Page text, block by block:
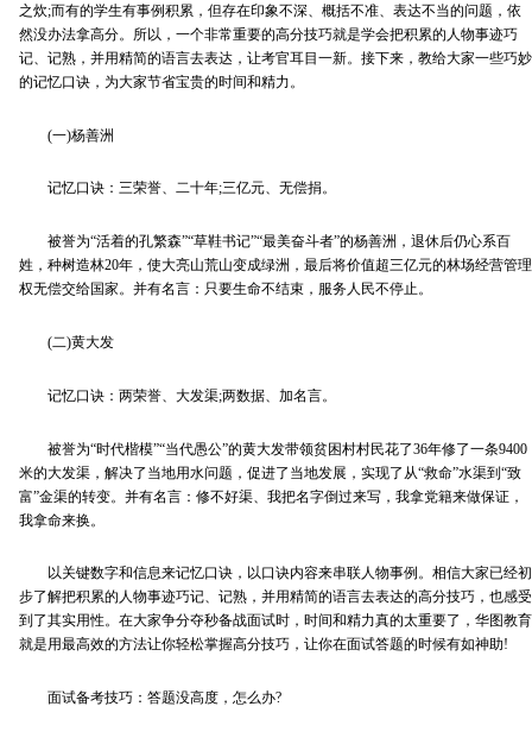
之炊;而有的学生有事例积累，但存在印象不深、概括不准、表达不当的问题，依
然没办法拿高分。所以，一个非常重要的高分技巧就是学会把积累的人物事迹巧
记、记熟，并用精简的语言去表达，让考官耳目一新。接下来，教给大家一些巧妙
的记忆口诀，为大家节省宝贵的时间和精力。
(一)杨善洲
记忆口诀：三荣誉、二十年;三亿元、无偿捐。
被誉为“活着的孔繁森”“草鞋书记”“最美奋斗者”的杨善洲，退休后仍心系百
姓，种树造林20年，使大亮山荒山变成绿洲，最后将价值超三亿元的林场经营管理
权无偿交给国家。并有名言：只要生命不结束，服务人民不停止。
(二)黄大发
记忆口诀：两荣誉、大发渠;两数据、加名言。
被誉为“时代楷模”“当代愚公”的黄大发带领贫困村村民花了36年修了一条9400
米的大发渠，解决了当地用水问题，促进了当地发展，实现了从“救命”水渠到“致
富”金渠的转变。并有名言：修不好渠、我把名字倒过来写，我拿党籍来做保证，
我拿命来换。
以关键数字和信息来记忆口诀，以口诀内容来串联人物事例。相信大家已经初
步了解把积累的人物事迹巧记、记熟，并用精简的语言去表达的高分技巧，也感受
到了其实用性。在大家争分夺秒备战面试时，时间和精力真的太重要了，华图教育
就是用最高效的方法让你轻松掌握高分技巧，让你在面试答题的时候有如神助!
面试备考技巧：答题没高度，怎么办?